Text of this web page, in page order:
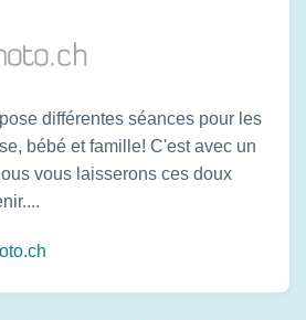
différentes séances pour les
bébé et famille! C'est avec un
vous laisserons ces doux